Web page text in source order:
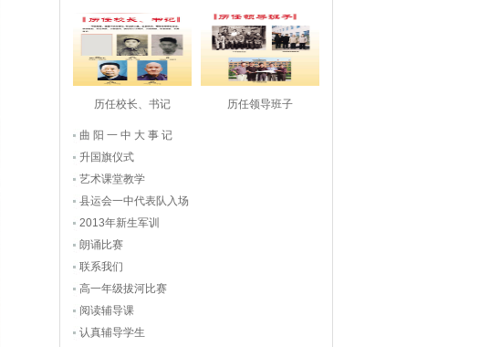
历任校长、书记 历任领导班子
曲 阳 一 中 大 事 记
升国旗仪式
艺术课堂教学
县运会一中代表队入场
2013年新生军训
朗诵比赛
联系我们
高一年级拔河比赛
阅读辅导课
认真辅导学生